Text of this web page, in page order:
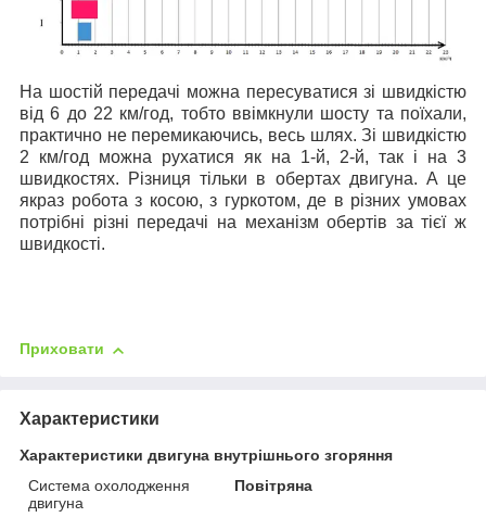
На шостій передачі можна пересуватися зі швидкістю
від 6 до 22 км/год, тобто ввімкнули шосту та поїхали,
практично не перемикаючись, весь шлях. Зі швидкістю
2 км/год можна рухатися як на 1-й, 2-й, так і на 3
швидкостях. Різниця тільки в обертах двигуна. А це
якраз робота з косою, з гуркотом, де в різних умовах
потрібні різні передачі на механізм обертів за тієї ж
швидкості.
Приховати
Характеристики
Характеристики двигуна внутрішнього згоряння
Система охолодження
двигуна
Повітряна